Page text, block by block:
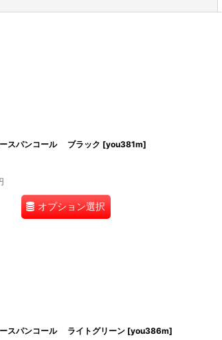
スパンコール ブラック [you381m]
オプション選択
スパンコール ライトグリーン [you386m]